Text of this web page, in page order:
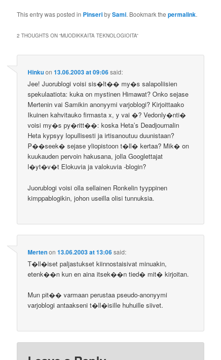
This entry was posted in PinseribySami. Bookmark thepermalink.
2 THOUGHTS ON “MUODIKKAITA TEKNOLOGIOITA”
Hinkuon13.06.2003 at 09:06said:
Jee! Juorublogi voisi sis�lt�� my�s salapoliisien
spekulaatiota: kuka on mystinen Himawat? Onko sejase
Mertenin vai Samikin anonyymi varjoblogi? Kirjoittaako
Ikuinen kahvitauko firmasta x, y vai �? Vedonly�nti�
voisi my�s py�ritt��: koska Heta’s Deadjournalin
Heta kypsyy lopullisesti ja irtisanoutuu duunistaan?
P��seek� sejase yliopistoon t�ll� kertaa? Mik� on
kuukauden pervoin hakusana, jolla Googlettajat
l�yt�v�t Elokuvia ja valokuvia -blogin?
Juorublogi voisi olla sellainen Ronkelin tyyppinen
kimppablogikin, johon useilla olisi tunnuksia.
Mertenon13.06.2003 at 13:06said:
T�ll�iset paljastukset kiinnostaisivat minuakin,
etenk��n kun en aina itsek��n tied� mit� kirjoitan.
Mun pit�� varmaan perustaa pseudo-anonyymi
varjoblogi antaakseni t�ll�isille huhuille siivet.